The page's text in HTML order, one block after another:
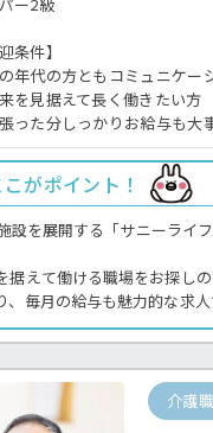
条件】
年代の方ともコミュニケー
を見据えて長く働きたい方
った分しっかりお給与も大
こがポイント！
設を展開する「サニーライ
据えて働ける職場をお探し
、毎月の給与も魅力的な求
！1食200円で利用可能な社
問い合わせくださいね。
般です。
ムの求人＞
介護